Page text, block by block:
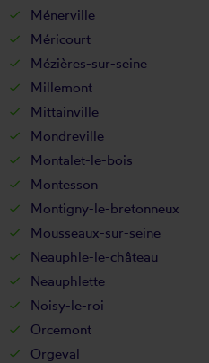
Ménerville
Méricourt
Mézières-sur-seine
Millemont
Mittainville
Mondreville
Montalet-le-bois
Montesson
Montigny-le-bretonneux
Mousseaux-sur-seine
Neauphle-le-château
Neauphlette
Noisy-le-roi
Orcemont
Orgeval